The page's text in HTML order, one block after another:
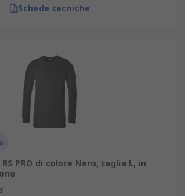
Schede tecniche
PRO di colore Nero, taglia L, in